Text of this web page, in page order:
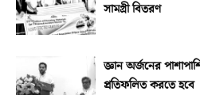
সামগ্রী বিতরণ
জ্ঞান অর্জনের
প্রতিফলিত করতে হবে